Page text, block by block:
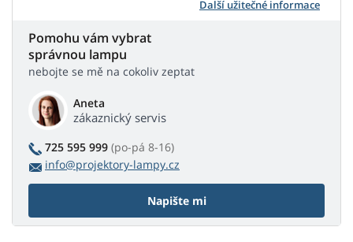
Další užitečné informace
Pomohu vám vybrat
správnou lampu
nebojte se mě na cokoliv zeptat
Aneta
zákaznický servis
725 595 999 (po-pá 8-16)
info@projektory-lampy.cz
Napište mi